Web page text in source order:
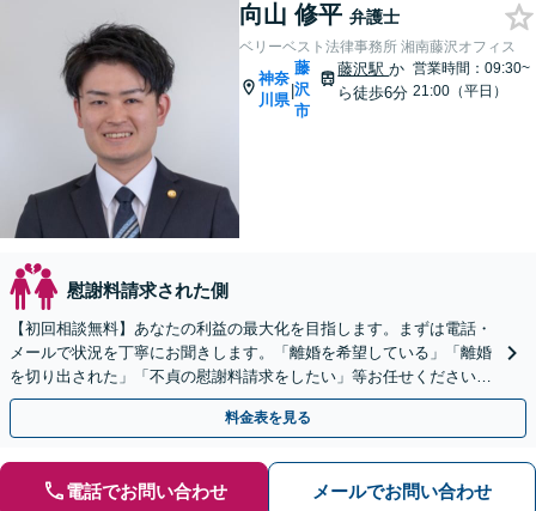
向山 修平 弁護士
ベリーベスト法律事務所 湘南藤沢オフィス
神奈
川県
|
藤
沢
市
藤沢駅か
ら徒歩6分
営業時間：09:30~
21:00（平日）
慰謝料請求された側
【初回相談無料】あなたの利益の最大化を目指します。まずは電話・
メールで状況を丁寧にお聞きします。「離婚を希望している」「離婚
を切り出された」「不貞の慰謝料請求をしたい」等お任せください。
【リーズナブルな料金設定】
料金表を見る
電話でお問い合わせ メールでお問い合わせ